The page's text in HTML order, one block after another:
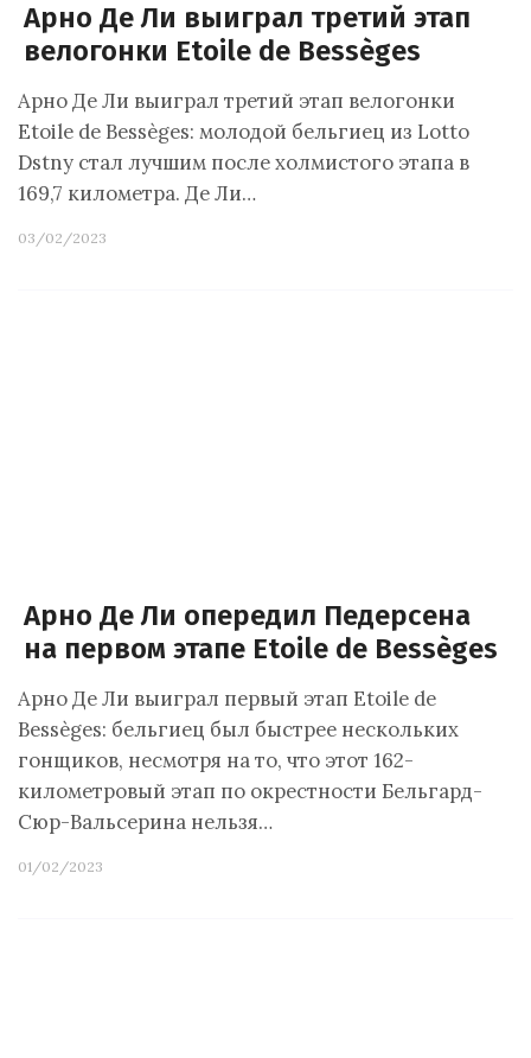
Арно Де Ли выиграл третий этап
велогонки Etoile de Bessèges
Арно Де Ли выиграл третий этап велогонки
Etoile de Bessèges: молодой бельгиец из Lotto
Dstny стал лучшим после холмистого этапа в
169,7 километра. Де Ли…
03/02/2023
Арно Де Ли опередил Педерсена
на первом этапе Etoile de Bessèges
Арно Де Ли выиграл первый этап Etoile de
Bessèges: бельгиец был быстрее нескольких
гонщиков, несмотря на то, что этот 162-
километровый этап по окрестности Бельгард-
Сюр-Вальсерина нельзя…
01/02/2023